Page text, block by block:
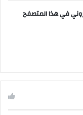
في هذا المتصفح